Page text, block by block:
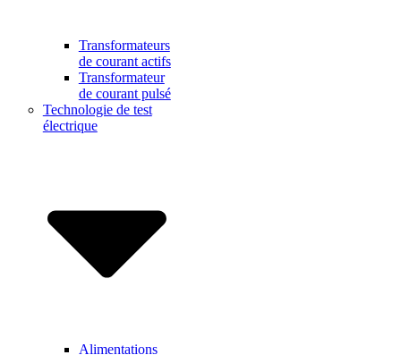
Transformateurs
de courant actifs
Transformateur
de courant pulsé
Technologie de test
électrique
Alimentations